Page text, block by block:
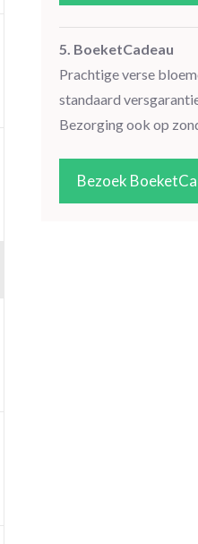
5. BoeketCadeau
Prachtige verse
standaard
Bezorging ook op
Bezoek